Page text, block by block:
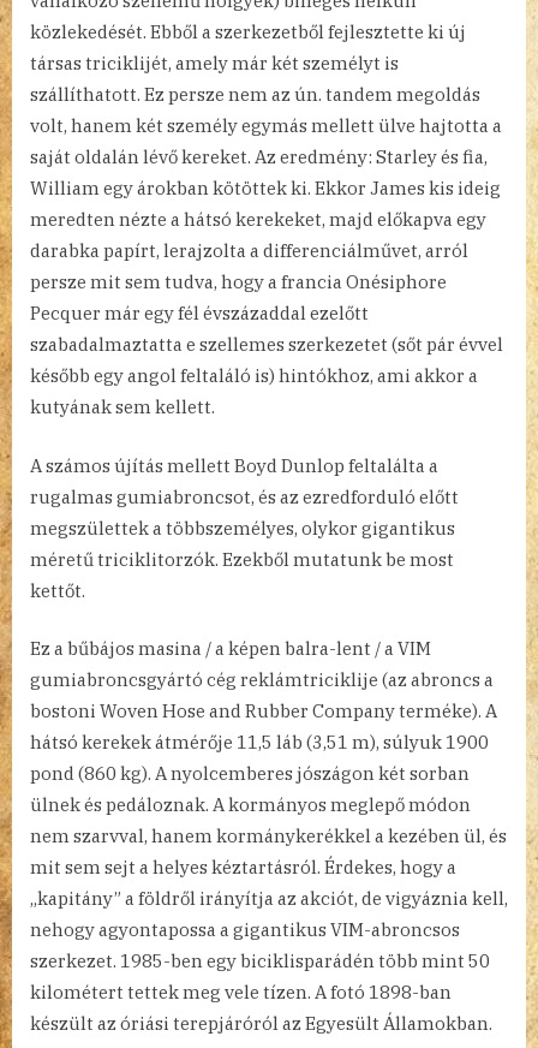
közlekedését. Ebből a szerkezetből fejlesztette ki új
társas triciklijét, amely már két személyt is
szállíthatott. Ez persze nem az ún. tandem megoldás
volt, hanem két személy egymás mellett ülve hajtotta a
saját oldalán lévő kereket. Az eredmény: Starley és fia,
William egy árokban kötöttek ki. Ekkor James kis ideig
meredten nézte a hátsó kerekeket, majd előkapva egy
darabka papírt, lerajzolta a differenciálművet, arról
persze mit sem tudva, hogy a francia Onésiphore
Pecquer már egy fél évszázaddal ezelőtt
szabadalmaztatta e szellemes szerkezetet (sőt pár évvel
később egy angol feltaláló is) hintókhoz, ami akkor a
kutyának sem kellett.
A számos újítás mellett Boyd Dunlop feltalálta a
rugalmas gumiabroncsot, és az ezredforduló előtt
megszülettek a többszemélyes, olykor gigantikus
méretű triciklitorzók. Ezekből mutatunk be most
kettőt.
Ez a bűbájos masina / a képen balra-lent / a VIM
gumiabroncsgyártó cég reklámtriciklije (az abroncs a
bostoni Woven Hose and Rubber Company terméke). A
hátsó kerekek átmérője 11,5 láb (3,51 m), súlyuk 1900
pond (860 kg). A nyolcemberes jószágon két sorban
ülnek és pedáloznak. A kormányos meglepő módon
nem szarvval, hanem kormánykerékkel a kezében ül, és
mit sem sejt a helyes kéztartásról. Érdekes, hogy a
„kapitány” a földről irányítja az akciót, de vigyáznia kell,
nehogy agyontapossa a gigantikus VIM-abroncsos
szerkezet. 1985-ben egy biciklisparádén több mint 50
kilométert tettek meg vele tízen. A fotó 1898-ban
készült az óriási terepjáróról az Egyesült Államokban.